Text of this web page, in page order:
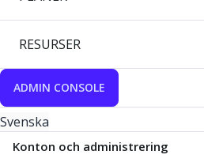
RESURSER
ADMIN CONSOLE
Svenska
Konton och administrering